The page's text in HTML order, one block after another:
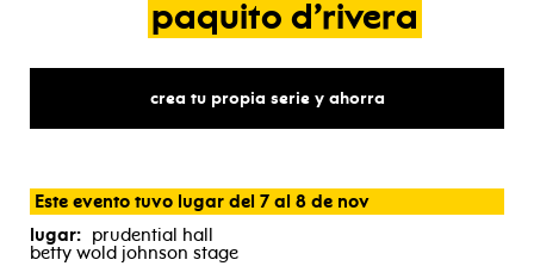
paquito d’rivera
crea tu propia serie y ahorra
Este evento tuvo lugar del 7 al 8 de nov
lugar: prudential hall
betty wold johnson stage